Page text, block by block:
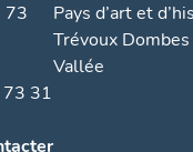
73
73 31
Pays d’art et
Trévoux Dombes
Vallée